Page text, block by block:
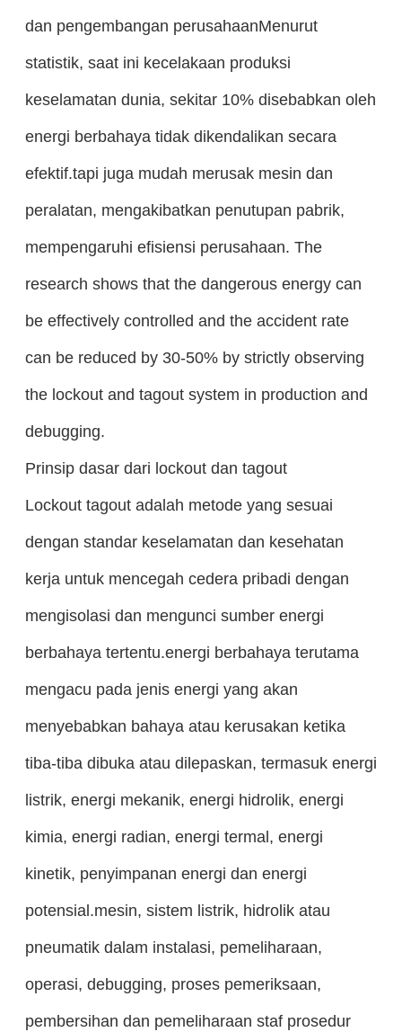
dan pengembangan perusahaanMenurut
statistik, saat ini kecelakaan produksi
keselamatan dunia, sekitar 10% disebabkan oleh
energi berbahaya tidak dikendalikan secara
efektif.tapi juga mudah merusak mesin dan
peralatan, mengakibatkan penutupan pabrik,
mempengaruhi efisiensi perusahaan. The
research shows that the dangerous energy can
be effectively controlled and the accident rate
can be reduced by 30-50% by strictly observing
the lockout and tagout system in production and
debugging.
Prinsip dasar dari lockout dan tagout
Lockout tagout adalah metode yang sesuai
dengan standar keselamatan dan kesehatan
kerja untuk mencegah cedera pribadi dengan
mengisolasi dan mengunci sumber energi
berbahaya tertentu.energi berbahaya terutama
mengacu pada jenis energi yang akan
menyebabkan bahaya atau kerusakan ketika
tiba-tiba dibuka atau dilepaskan, termasuk energi
listrik, energi mekanik, energi hidrolik, energi
kimia, energi radian, energi termal, energi
kinetik, penyimpanan energi dan energi
potensial.mesin, sistem listrik, hidrolik atau
pneumatik dalam instalasi, pemeliharaan,
operasi, debugging, proses pemeriksaan,
pembersihan dan pemeliharaan staf prosedur